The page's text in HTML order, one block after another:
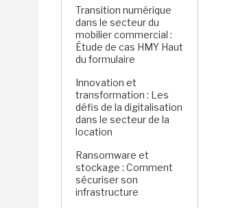
Transition numérique
dans le secteur du
mobilier commercial :
Étude de cas HMY Haut
du formulaire
Innovation et
transformation : Les
défis de la digitalisation
dans le secteur de la
location
Ransomware et
stockage : Comment
sécuriser son
infrastructure